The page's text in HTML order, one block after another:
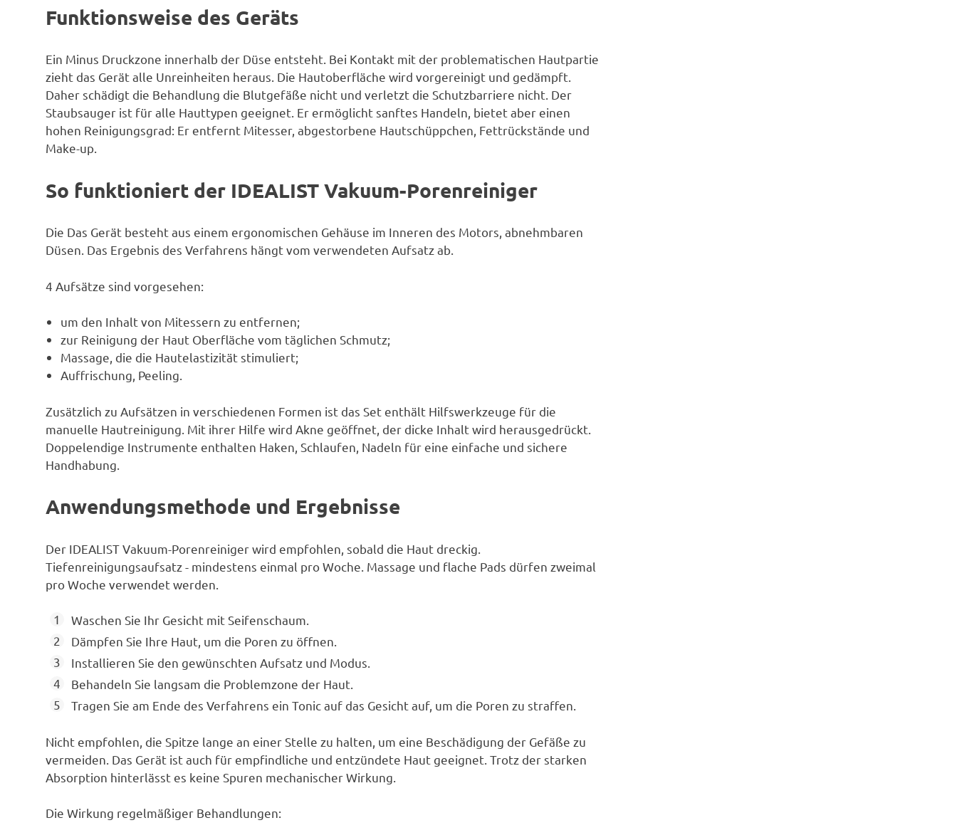
Funktionsweise des Geräts
Ein Minus Druckzone innerhalb der Düse entsteht. Bei Kontakt mit der problematischen Hautpartie
zieht das Gerät alle Unreinheiten heraus. Die Hautoberfläche wird vorgereinigt und gedämpft.
Daher schädigt die Behandlung die Blutgefäße nicht und verletzt die Schutzbarriere nicht. Der
Staubsauger ist für alle Hauttypen geeignet. Er ermöglicht sanftes Handeln, bietet aber einen
hohen Reinigungsgrad: Er entfernt Mitesser, abgestorbene Hautschüppchen, Fettrückstände und
Make-up.
So funktioniert der IDEALIST Vakuum-Porenreiniger
Die Das Gerät besteht aus einem ergonomischen Gehäuse im Inneren des Motors, abnehmbaren
Düsen. Das Ergebnis des Verfahrens hängt vom verwendeten Aufsatz ab.
4 Aufsätze sind vorgesehen:
um den Inhalt von Mitessern zu entfernen;
zur Reinigung der Haut Oberfläche vom täglichen Schmutz;
Massage, die die Hautelastizität stimuliert;
Auffrischung, Peeling.
Zusätzlich zu Aufsätzen in verschiedenen Formen ist das Set enthält Hilfswerkzeuge für die
manuelle Hautreinigung. Mit ihrer Hilfe wird Akne geöffnet, der dicke Inhalt wird herausgedrückt.
Doppelendige Instrumente enthalten Haken, Schlaufen, Nadeln für eine einfache und sichere
Handhabung.
Anwendungsmethode und Ergebnisse
Der IDEALIST Vakuum-Porenreiniger wird empfohlen, sobald die Haut dreckig.
Tiefenreinigungsaufsatz - mindestens einmal pro Woche. Massage und flache Pads dürfen zweimal
pro Woche verwendet werden.
Waschen Sie Ihr Gesicht mit Seifenschaum.
Dämpfen Sie Ihre Haut, um die Poren zu öffnen.
Installieren Sie den gewünschten Aufsatz und Modus.
Behandeln Sie langsam die Problemzone der Haut.
Tragen Sie am Ende des Verfahrens ein Tonic auf das Gesicht auf, um die Poren zu straffen.
Nicht empfohlen, die Spitze lange an einer Stelle zu halten, um eine Beschädigung der Gefäße zu
vermeiden. Das Gerät ist auch für empfindliche und entzündete Haut geeignet. Trotz der starken
Absorption hinterlässt es keine Spuren mechanischer Wirkung.
Die Wirkung regelmäßiger Behandlungen: